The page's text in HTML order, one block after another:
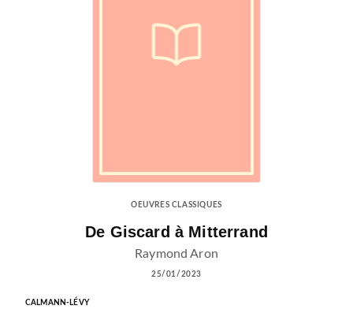
OEUVRES CLASSIQUES
De Giscard à Mitterrand
Raymond Aron
25/01/2023
CALMANN-LÉVY